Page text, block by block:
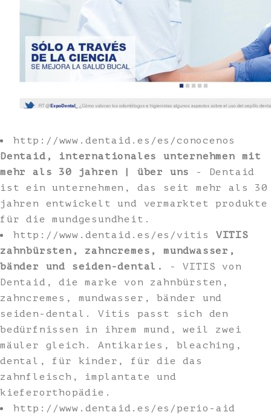
http://www.dentaid.es/es/conocenos
Dentaid, internationales unternehmen mit
mehr als 30 jahren | über uns
- Dentaid
ist ein unternehmen, das seit mehr als 30
jahren entwickelt und vermarktet produkte
für die mundgesundheit.
http://www.dentaid.es/es/vitis VITIS
zahnbürsten, zahncremes, mundwasser,
bänder und seiden-dental.
- VITIS von
Dentaid, die marke von zahnbürsten,
zahncremes, mundwasser, bänder und
seiden-dental. Vitis passt sich den
bedürfnissen in ihrem mund, weil zwei
mäuler gleich. Antikaries, bleaching,
dental, für kinder, für die das
zahnfleisch, implantate und
kieferorthopädie.
http://www.dentaid.es/es/perio-aid